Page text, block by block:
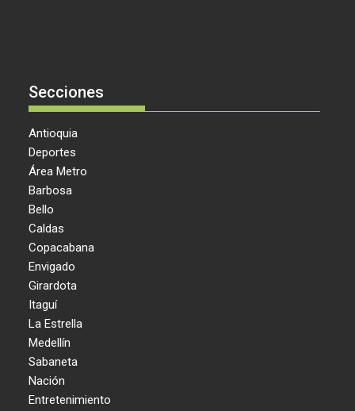
Secciones
Antioquia
Deportes
Área Metro
Barbosa
Bello
Caldas
Copacabana
Envigado
Girardota
Itaguí
La Estrella
Medellín
Sabaneta
Nación
Entretenimiento